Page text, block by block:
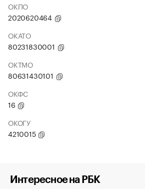
ОКПО
2020620464
ОКАТО
80231830001
ОКТМО
80631430101
ОКФС
16
ОКОГУ
4210015
Интересное на РБК